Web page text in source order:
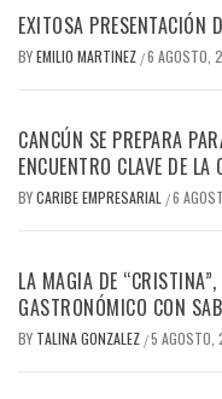
EXITOSA PRESENTACIÓN
BYEMILIO MARTINEZ /6 AGOSTO,
CANCÚN SE PREPARA
ENCUENTRO CLAVE DE
BYCARIBE EMPRESARIAL /6
LA MAGIA DE
GASTRONÓMICO CON
BY TALINA GONZALEZ /5